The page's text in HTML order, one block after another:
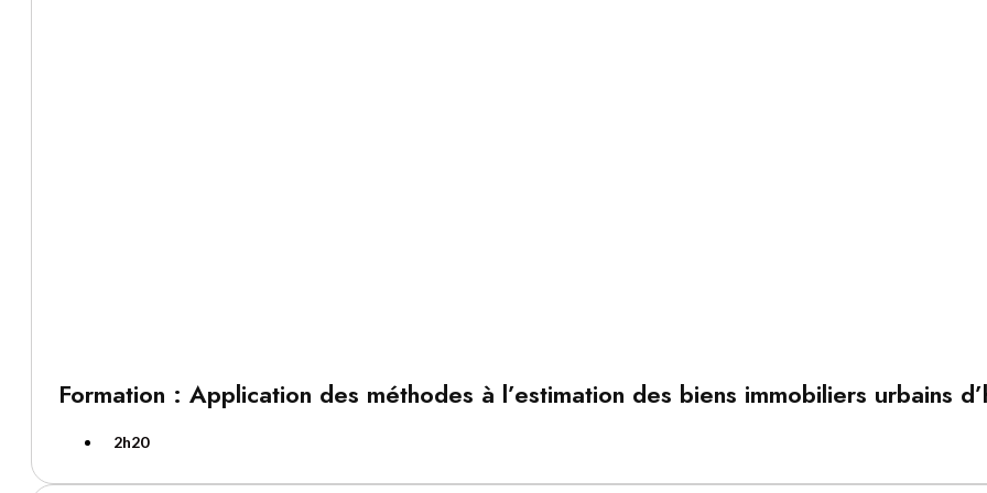
Formation : Application des méthodes à l’estimation des biens immobiliers urbains
2h20